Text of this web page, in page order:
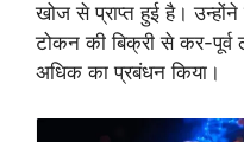
खोज से प्राप्त हुई है। उन्होंने
टोकन की बिक्री से कर-
अधिक का प्रबंधन किया।